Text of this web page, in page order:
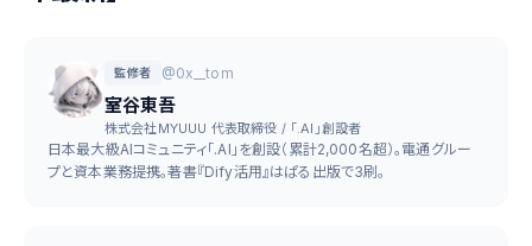
監修者 @0x__tom
室谷東吾
株式会社MYUUU 代表取締役 / 「.AI」創設者
日本最大級AIコミュニティ「.AI」を創設（累計2,000名超）。電通グルー
プと資本業務提携。著書『Dify活用』はぱる出版で3刷。